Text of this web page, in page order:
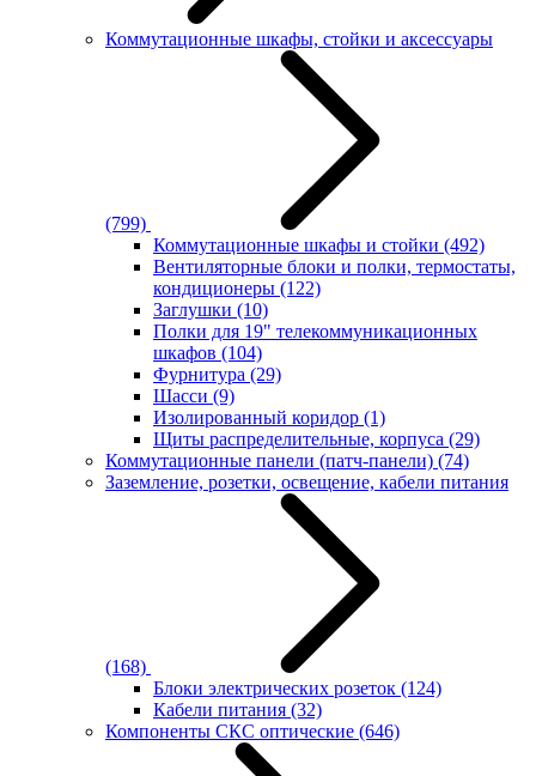
Коммутационные шкафы, стойки и аксессуары
(799)
Коммутационные шкафы и стойки (492)
Вентиляторные блоки и полки, термостаты,
кондиционеры (122)
Заглушки (10)
Полки для 19" телекоммуникационных
шкафов (104)
Фурнитура (29)
Шасси (9)
Изолированный коридор (1)
Щиты распределительные, корпуса (29)
Коммутационные панели (патч-панели) (74)
Заземление, розетки, освещение, кабели питания
(168)
Блоки электрических розеток (124)
Кабели питания (32)
Компоненты СКС оптические (646)